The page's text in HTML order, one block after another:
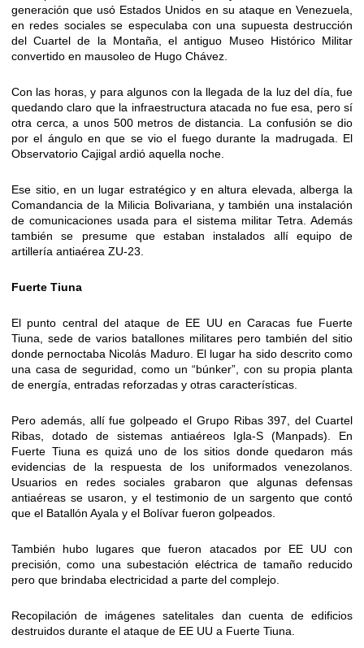
generación que usó Estados Unidos en su ataque en Venezuela,
en redes sociales se especulaba con una supuesta destrucción
del Cuartel de la Montaña, el antiguo Museo Histórico Militar
convertido en mausoleo de Hugo Chávez.
Con las horas, y para algunos con la llegada de la luz del día, fue
quedando claro que la infraestructura atacada no fue esa, pero sí
otra cerca, a unos 500 metros de distancia. La confusión se dio
por el ángulo en que se vio el fuego durante la madrugada. El
Observatorio Cajigal ardió aquella noche.
Ese sitio, en un lugar estratégico y en altura elevada, alberga la
Comandancia de la Milicia Bolivariana, y también una instalación
de comunicaciones usada para el sistema militar Tetra. Además
también se presume que estaban instalados allí equipo de
artillería antiaérea ZU-23.
Fuerte Tiuna
El punto central del ataque de EE UU en Caracas fue Fuerte
Tiuna, sede de varios batallones militares pero también del sitio
donde pernoctaba Nicolás Maduro. El lugar ha sido descrito como
una casa de seguridad, como un “búnker”, con su propia planta
de energía, entradas reforzadas y otras características.
Pero además, allí fue golpeado el Grupo Ribas 397, del Cuartel
Ribas, dotado de sistemas antiaéreos Igla-S (Manpads). En
Fuerte Tiuna es quizá uno de los sitios donde quedaron más
evidencias de la respuesta de los uniformados venezolanos.
Usuarios en redes sociales grabaron que algunas defensas
antiaéreas se usaron, y el testimonio de un sargento que contó
que el Batallón Ayala y el Bolívar fueron golpeados.
También hubo lugares que fueron atacados por EE UU con
precisión, como una subestación eléctrica de tamaño reducido
pero que brindaba electricidad a parte del complejo.
Recopilación de imágenes satelitales dan cuenta de edificios
destruidos durante el ataque de EE UU a Fuerte Tiuna.